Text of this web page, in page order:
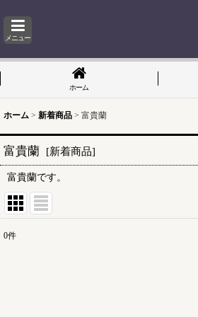
メニュー
ホーム
ホーム > 新着商品 > 富貴蘭
富貴蘭 [新着商品]
富貴蘭です。
0件